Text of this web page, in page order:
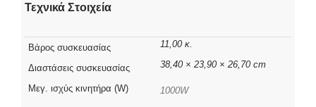
Τεχνικά Στοιχεία
Βάρος συσκευασίας 11,00 κ.
Διαστάσεις συσκευασίας 38,40 × 23,90 × 26,70 cm
Μεγ. ισχύς κινητήρα (W) 1000W